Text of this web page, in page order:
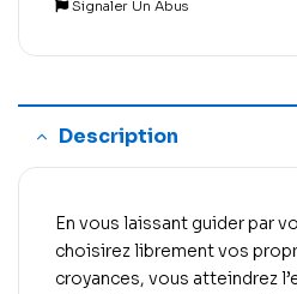
Signaler Un Abus
Description
En vous laissant guider par
choisirez librement vos
croyances, vous atteindrez